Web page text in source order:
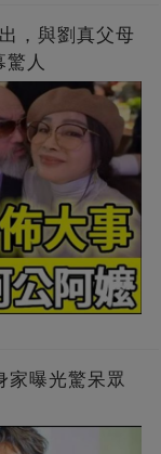
，與劉真父母
人
家曝光驚呆眾